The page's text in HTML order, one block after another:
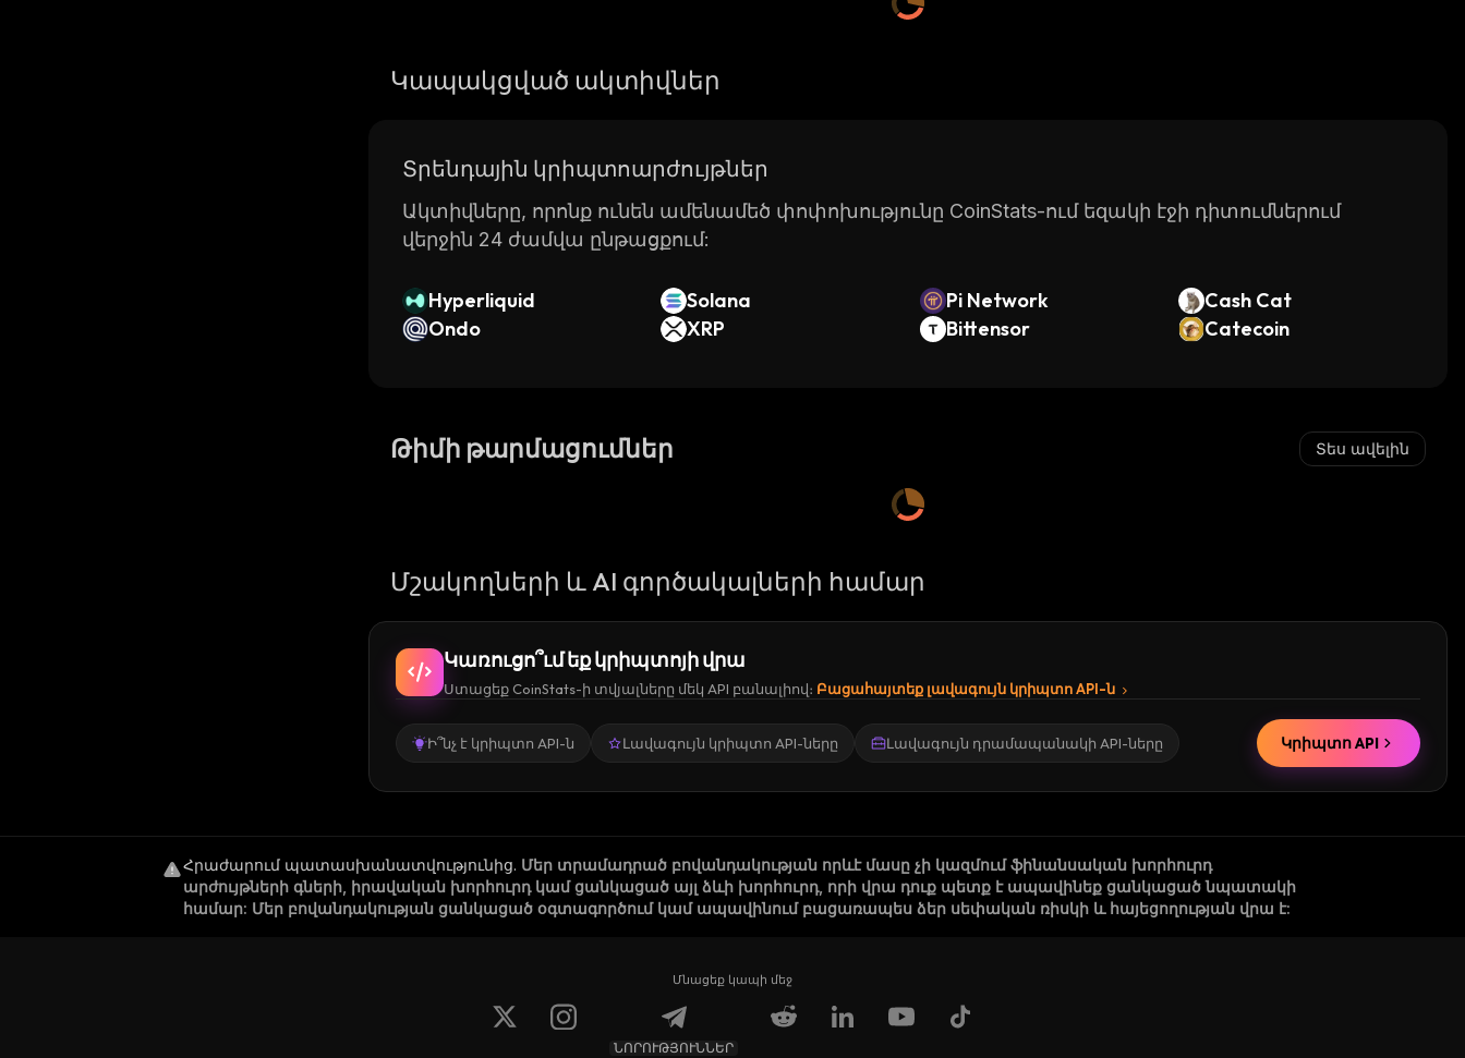
Կապակցված ակտիվներ
Տրենդային կրիպտոարժույթներ
Ակտիվները, որոնք ունեն ամենամեծ փոփոխությունը CoinStats-ում եզակի էջի դիտումներում
վերջին 24 ժամվա ընթացքում:
Hyperliquid Solana Pi Network
Cash Cat
Ondo
XRP Bittensor Catecoin
Թիմի թարմացումներ Տես ավելին
Մշակողների և AI գործակալների համար
Կառուցո՞ւմ եք կրիպտոյի վրա
Ստացեք CoinStats-ի տվյալները մեկ API բանալիով։ Բացահայտեք լավագույն կրիպտո API-ն
Ի՞նչ է կրիպտո API-ն Լավագույն կրիպտո API-ները Լավագույն դրամապանակի API-ները Կրիպտո API
Հրաժարում պատասխանատվությունից. Մեր տրամադրած բովանդակության որևէ մասը չի կազմում ֆինանսական խորհուրդ
արժույթների գների, իրավական խորհուրդ կամ ցանկացած այլ ձևի խորհուրդ, որի վրա դուք պետք է ապավինեք ցանկացած նպատակի
համար: Մեր բովանդակության ցանկացած օգտագործում կամ ապավինում բացառապես ձեր սեփական ռիսկի և հայեցողության վրա է:
Մնացեք կապի մեջ
ՆՈՐՈՒԹՅՈՒՆՆԵՐ